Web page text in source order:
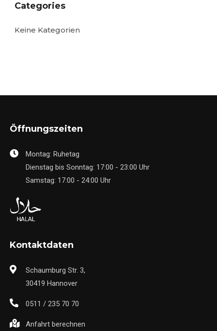
Categories
Keine Kategorien
Öffnungszeiten
Montag: Ruhetag
Dienstag bis Sonntag: 17:00 - 23:00 Uhr
Samstag: 17:00 - 24:00 Uhr
Kontaktdaten
Schaumburg Str. 3,
30419 Hannover
0511 / 235 70 70
Anfahrt berechnen